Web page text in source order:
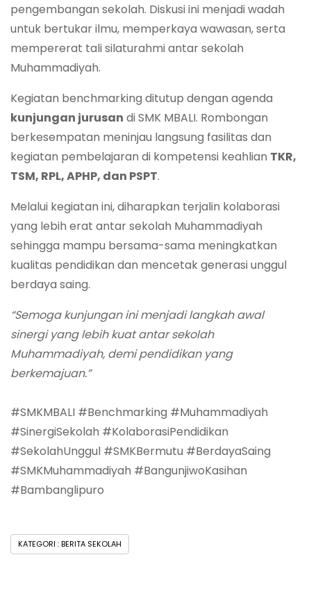
pengembangan sekolah. Diskusi ini menjadi wadah
untuk bertukar ilmu, memperkaya wawasan, serta
mempererat tali silaturahmi antar sekolah
Muhammadiyah.
Kegiatan benchmarking ditutup dengan agenda
kunjungan jurusan di SMK MBALI. Rombongan
berkesempatan meninjau langsung fasilitas dan
kegiatan pembelajaran di kompetensi keahlian TKR,
TSM, RPL, APHP, dan PSPT.
Melalui kegiatan ini, diharapkan terjalin kolaborasi
yang lebih erat antar sekolah Muhammadiyah
sehingga mampu bersama-sama meningkatkan
kualitas pendidikan dan mencetak generasi unggul
berdaya saing.
“Semoga kunjungan ini menjadi langkah awal
sinergi yang lebih kuat antar sekolah
Muhammadiyah, demi pendidikan yang
berkemajuan.”
#SMKMBALI #Benchmarking #Muhammadiyah
#SinergiSekolah #KolaborasiPendidikan
#SekolahUnggul #SMKBermutu #BerdayaSaing
#SMKMuhammadiyah #BangunjiwoKasihan
#Bambanglipuro
KATEGORI : BERITA SEKOLAH